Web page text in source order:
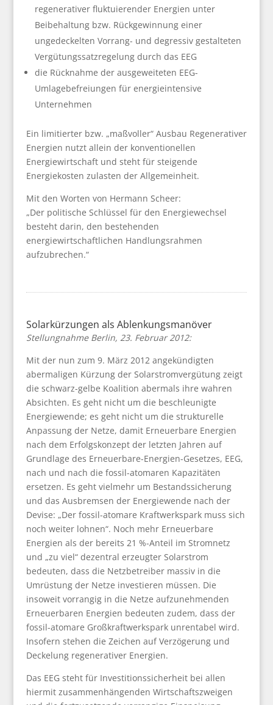
regenerativer fluktuierender Energien unter
Beibehaltung bzw. Rückgewinnung einer
ungedeckelten Vorrang- und degressiv gestalteten
Vergütungssatzregelung durch das EEG
die Rücknahme der ausgeweiteten EEG-
Umlagebefreiungen für energieintensive
Unternehmen
Ein limitierter bzw. „maßvoller“ Ausbau Regenerativer
Energien nutzt allein der konventionellen
Energiewirtschaft und steht für steigende
Energiekosten zulasten der Allgemeinheit.
Mit den Worten von Hermann Scheer:
„Der politische Schlüssel für den Energiewechsel
besteht darin, den bestehenden
energiewirtschaftlichen Handlungsrahmen
aufzubrechen.“
Solarkürzungen als Ablenkungsmanöver
Stellungnahme Berlin, 23. Februar 2012:
Mit der nun zum 9. März 2012 angekündigten
abermaligen Kürzung der Solarstromvergütung zeigt
die schwarz-gelbe Koalition abermals ihre wahren
Absichten. Es geht nicht um die beschleunigte
Energiewende; es geht nicht um die strukturelle
Anpassung der Netze, damit Erneuerbare Energien
nach dem Erfolgskonzept der letzten Jahren auf
Grundlage des Erneuerbare-Energien-Gesetzes, EEG,
nach und nach die fossil-atomaren Kapazitäten
ersetzen. Es geht vielmehr um Bestandssicherung
und das Ausbremsen der Energiewende nach der
Devise: „Der fossil-atomare Kraftwerkspark muss sich
noch weiter lohnen“. Noch mehr Erneuerbare
Energien als der bereits 21 %-Anteil im Stromnetz
und „zu viel“ dezentral erzeugter Solarstrom
bedeuten, dass die Netzbetreiber massiv in die
Umrüstung der Netze investieren müssen. Die
insoweit vorrangig in die Netze aufzunehmenden
Erneuerbaren Energien bedeuten zudem, dass der
fossil-atomare Großkraftwerkspark unrentabel wird.
Insofern stehen die Zeichen auf Verzögerung und
Deckelung regenerativer Energien.
Das EEG steht für Investitionssicherheit bei allen
hiermit zusammenhängenden Wirtschaftszweigen